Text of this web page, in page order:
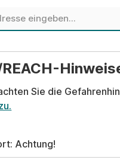
Sie die
Achtung!